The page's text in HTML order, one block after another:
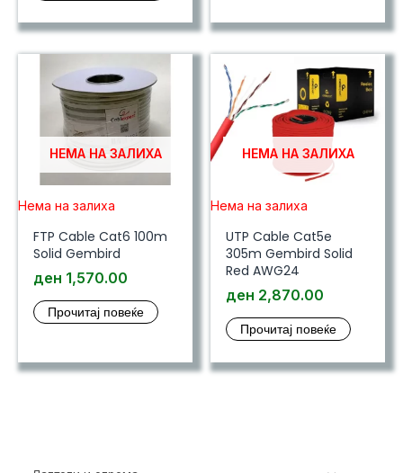
НЕМА НА ЗАЛИХА
Нема на залиха
FTP Cable Cat6 100m
Solid Gembird
ден 1,570.00
Прочитај повеќе
НЕМА НА ЗАЛИХА
Нема на залиха
UTP Cable Cat5e
305m Gembird Solid
Red AWG24
ден 2,870.00
Прочитај повеќе